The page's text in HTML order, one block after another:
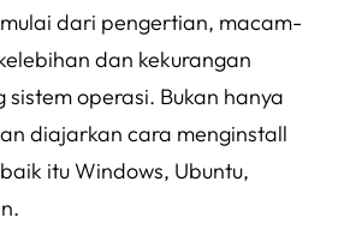
dari pengertian, macam-
dan kekurangan
sistem operasi. Bukan hanya
diajarkan cara menginstall
itu Windows, Ubuntu,